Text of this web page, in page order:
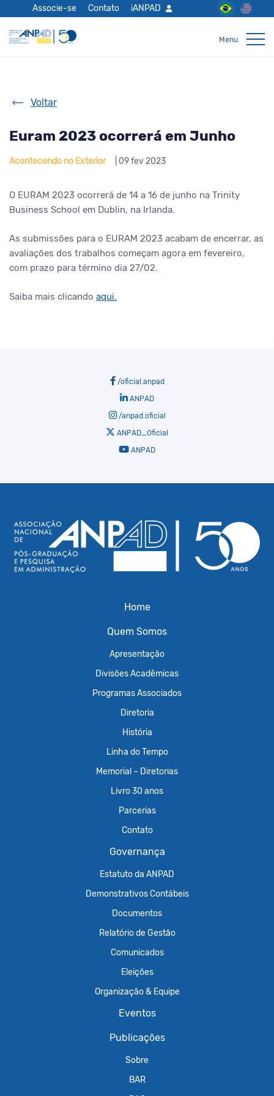
Associe-se Contato iANPAD
Voltar
Euram 2023 ocorrerá em Junho
Acontecendo no Exterior | 09 fev 2023
O EURAM 2023 ocorrerá de 14 a 16 de junho na Trinity
Business School em Dublin, na Irlanda.
As submissões para o EURAM 2023 acabam de encerrar, as
avaliações dos trabalhos começam agora em fevereiro,
com prazo para término dia 27/02.
Saiba mais clicando aqui.
/oficial.anpad
ANPAD
/anpad.oficial
ANPAD_Oficial
ANPAD
Home
Quem Somos
Apresentação
Divisões Acadêmicas
Programas Associados
Diretoria
História
Linha do Tempo
Memorial – Diretorias
Livro 30 anos
Parcerias
Contato
Governança
Estatuto da ANPAD
Demonstrativos Contábeis
Documentos
Relatório de Gestão
Comunicados
Eleições
Organização & Equipe
Eventos
Publicações
Sobre
BAR